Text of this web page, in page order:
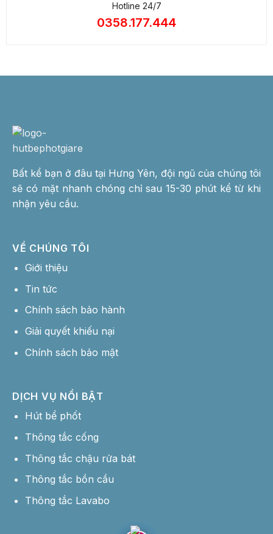
Hotline 24/7
0358.177.444
Bất kể bạn ở đâu tại Hưng Yên, đội ngũ của chúng tôi
sẽ có mặt nhanh chóng chỉ sau 15-30 phút kể từ khi
nhận yêu cầu.
VỀ CHÚNG TÔI
Giới thiệu
Tin tức
Chính sách bảo hành
Giải quyết khiếu nại
Chính sách bảo mật
DỊCH VỤ NỔI BẬT
Hút bể phốt
Thông tắc cống
Thông tắc chậu rửa bát
Thông tắc bồn cầu
Thông tắc Lavabo